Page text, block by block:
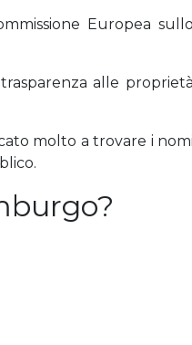
Europea sullo
alle proprietà
molto a trovare i nomi